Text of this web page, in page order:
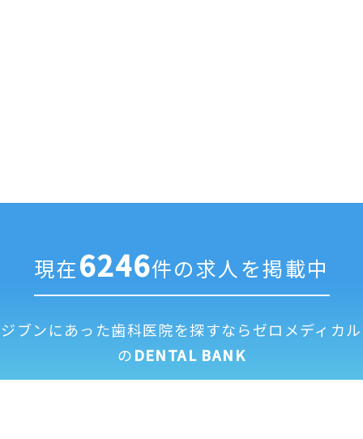
現在6246件の求人を掲載中
ジブンにあった歯科医院を探すならゼロメディカル
のDENTAL BANK